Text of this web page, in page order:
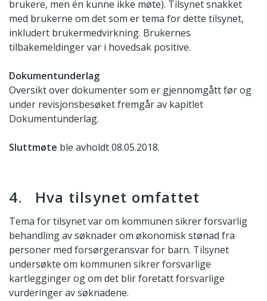
brukere, men én kunne ikke møte). Tilsynet snakket
med brukerne om det som er tema for dette tilsynet,
inkludert brukermedvirkning. Brukernes
tilbakemeldinger var i hovedsak positive.
Dokumentunderlag
Oversikt over dokumenter som er gjennomgått før og
under revisjonsbesøket fremgår av kapitlet
Dokumentunderlag.
Sluttmøte ble avholdt 08.05.2018.
4. Hva tilsynet omfattet
Tema for tilsynet var om kommunen sikrer forsvarlig
behandling av søknader om økonomisk stønad fra
personer med forsørgeransvar for barn. Tilsynet
undersøkte om kommunen sikrer forsvarlige
kartlegginger og om det blir foretatt forsvarlige
vurderinger av søknadene.